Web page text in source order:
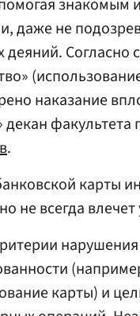
знакомым
даже не
деяний. Согласно
наказание
декан факультета
.
карты
не всегда
карты) и